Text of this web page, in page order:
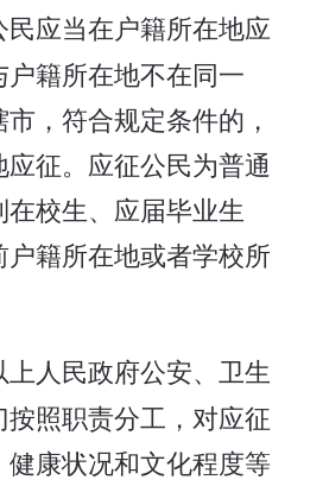
应当在户籍所在地应
籍所在地不在同一
，符合规定条件的，
征。应征公民为普通
校生、应届毕业生
籍所在地或者学校所
人民政府公安、卫生
照职责分工，对应征
康状况和文化程度等